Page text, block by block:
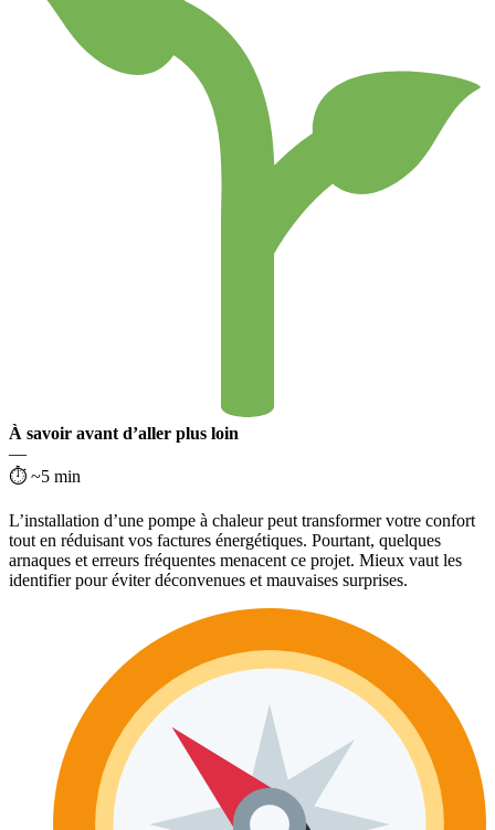
À savoir avant d’aller plus loin
—
⏱ ~5 min
L’installation d’une pompe à chaleur peut transformer votre confort
tout en réduisant vos factures énergétiques. Pourtant, quelques
arnaques et erreurs fréquentes menacent ce projet. Mieux vaut les
identifier pour éviter déconvenues et mauvaises surprises.